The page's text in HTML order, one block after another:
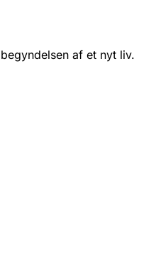
af et nyt liv.